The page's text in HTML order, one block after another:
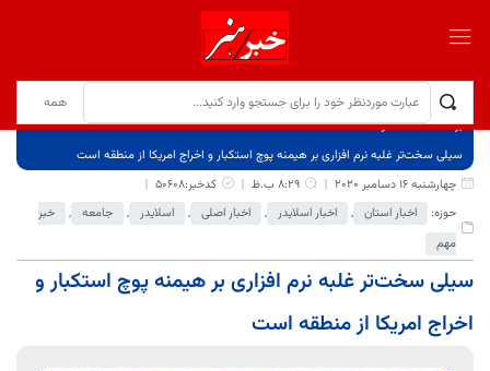
برگ نخست
نوشته‌ها
سیلی سخت‌تر غلبه نرم افزاری بر هیمنه پوچ استکبار و اخراج امریکا از منطقه است
چهارشنبه 16 دسامبر 2020
8:29 ب.ظ
کدخبر:50608
حوزه:
اخبار استان , اخبار اسلایدر , اخبار اصلی , اسلایدر , جامعه ,
خبر
مهم
سیلی سخت‌تر غلبه نرم افزاری بر هیمنه پوچ استکبار و
اخراج امریکا از منطقه است